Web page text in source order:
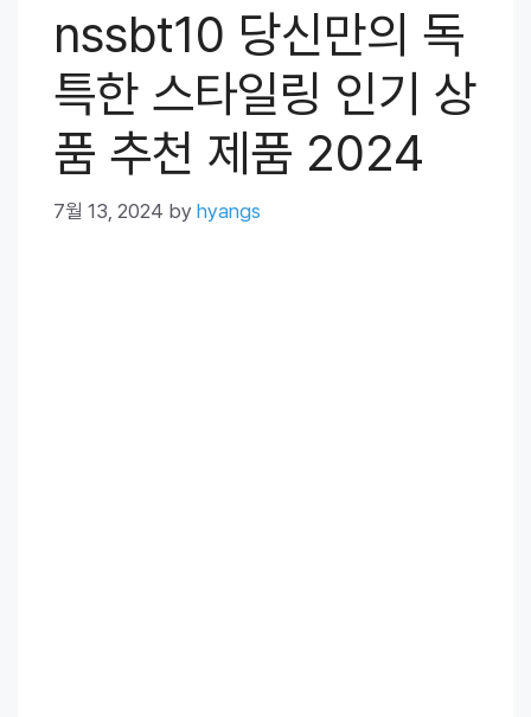
nssbt10 당신만의 독
특한 스타일링 인기 상
품 추천 제품 2024
7월 13, 2024 by hyangs